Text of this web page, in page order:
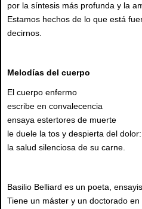
por la síntesis más profunda y la
Estamos hechos de lo que está
decirnos.
Melodías del cuerpo
El cuerpo enfermo
escribe en convalecencia
ensaya estertores de muerte
le duele la tos y despierta del dolor:
la salud silenciosa de su carne.
Basilio Belliard es un poeta,
Tiene un máster y un doctorado